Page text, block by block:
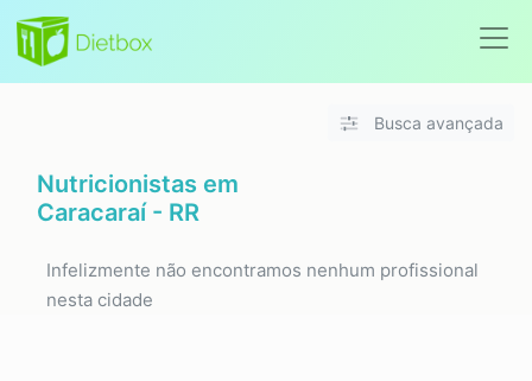
Busca avançada
Nutricionistas em
Caracaraí - RR
Infelizmente não encontramos nenhum profissional
nesta cidade